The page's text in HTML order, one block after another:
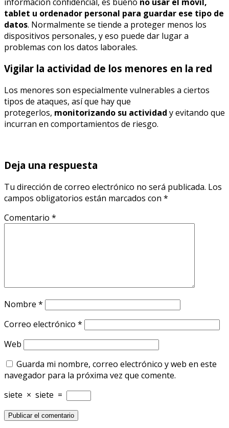
tablet u ordenador personal para guardar ese tipo de
datos. Normalmente se tiende a proteger menos los
dispositivos personales, y eso puede dar lugar a
problemas con los datos laborales.
Vigilar la actividad de los menores en la red
Los menores son especialmente vulnerables a ciertos
tipos de ataques, así que hay que
protegerlos, monitorizando su actividad y evitando que
incurran en comportamientos de riesgo.
Deja una respuesta
Tu dirección de correo electrónico no será publicada. Los
campos obligatorios están marcados con *
Comentario *
Nombre *
Correo electrónico *
Web
Guarda mi nombre, correo electrónico y web en este
navegador para la próxima vez que comente.
siete × siete =